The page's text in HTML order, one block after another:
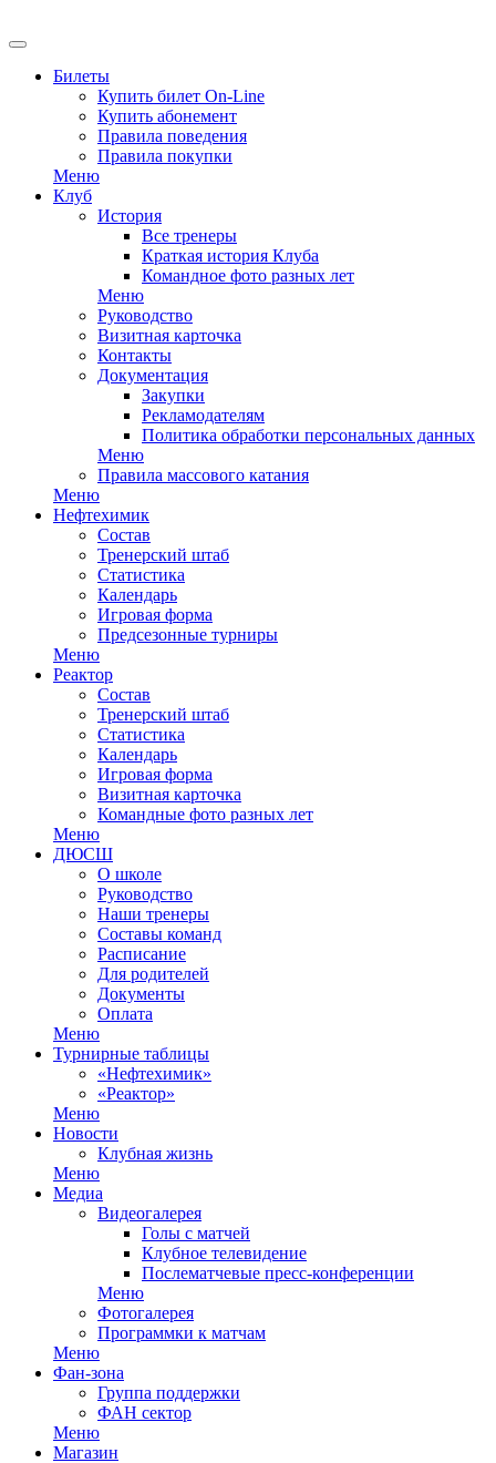
Билеты
Купить билет On-Line
Купить абонемент
Правила поведения
Правила покупки
Меню
Клуб
История
Все тренеры
Краткая история Клуба
Командное фото разных лет
Меню
Руководство
Визитная карточка
Контакты
Документация
Закупки
Рекламодателям
Политика обработки персональных данных
Меню
Правила массового катания
Меню
Нефтехимик
Состав
Тренерский штаб
Статистика
Календарь
Игровая форма
Предсезонные турниры
Меню
Реактор
Состав
Тренерский штаб
Статистика
Календарь
Игровая форма
Визитная карточка
Командные фото разных лет
Меню
ДЮСШ
О школе
Руководство
Наши тренеры
Составы команд
Расписание
Для родителей
Документы
Оплата
Меню
Турнирные таблицы
«Нефтехимик»
«Реактор»
Меню
Новости
Клубная жизнь
Меню
Медиа
Видеогалерея
Голы с матчей
Клубное телевидение
Послематчевые пресс-конференции
Меню
Фотогалерея
Программки к матчам
Меню
Фан-зона
Группа поддержки
ФАН сектор
Меню
Магазин